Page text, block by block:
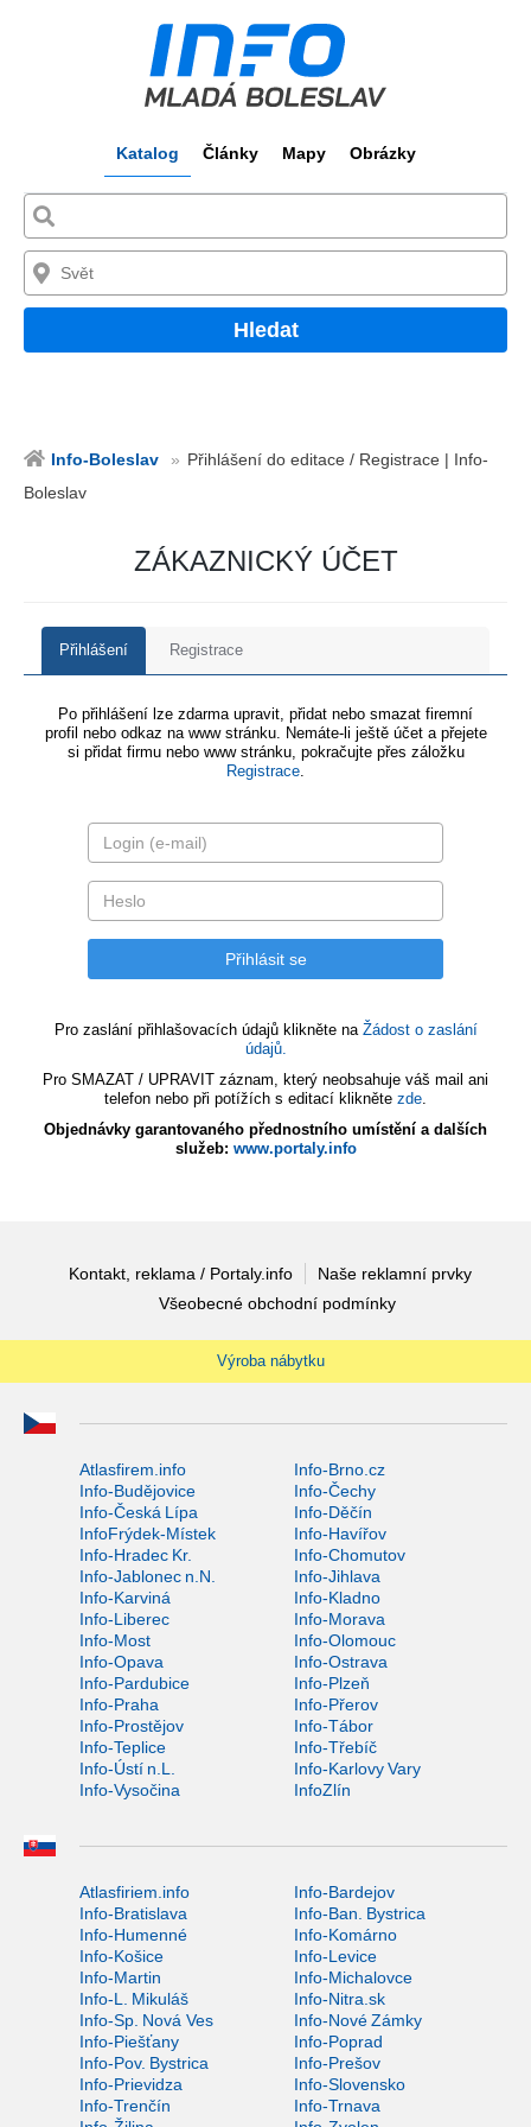
Katalog Články Mapy Obrázky
Hledat
Info-Boleslav
Přihlášení do editace / Registrace | Info-
Boleslav
ZÁKAZNICKÝ ÚČET
Přihlášení Registrace
Po přihlášení lze zdarma upravit, přidat nebo smazat firemní
profil nebo odkaz na www stránku. Nemáte-li ještě účet a přejete
si přidat firmu nebo www stránku, pokračujte přes záložku
Registrace.
Pro zaslání přihlašovacích údajů klikněte na Žádost o zaslání
údajů.
Pro SMAZAT / UPRAVIT záznam, který neobsahuje váš mail ani
telefon nebo při potížích s editací klikněte zde.
Objednávky garantovaného přednostního umístění a dalších
služeb: www.portaly.info
Kontakt, reklama / Portaly.info
Naše reklamní prvky
Všeobecné obchodní podmínky
Výroba nábytku
Atlasfirem.info
Info-Brno.cz
Info-Budějovice
Info-Čechy
Info-Česká Lípa
Info-Děčín
InfoFrýdek-Místek
Info-Havířov
Info-Hradec Kr.
Info-Chomutov
Info-Jablonec n.N.
Info-Jihlava
Info-Karviná
Info-Kladno
Info-Liberec
Info-Morava
Info-Most
Info-Olomouc
Info-Opava
Info-Ostrava
Info-Pardubice
Info-Plzeň
Info-Praha
Info-Přerov
Info-Prostějov
Info-Tábor
Info-Teplice
Info-Třebíč
Info-Ústí n.L.
Info-Karlovy Vary
Info-Vysočina
InfoZlín
Atlasfiriem.info
Info-Bardejov
Info-Bratislava
Info-Ban. Bystrica
Info-Humenné
Info-Komárno
Info-Košice
Info-Levice
Info-Martin
Info-Michalovce
Info-L. Mikuláš
Info-Nitra.sk
Info-Sp. Nová Ves
Info-Nové Zámky
Info-Piešťany
Info-Poprad
Info-Pov. Bystrica
Info-Prešov
Info-Prievidza
Info-Slovensko
Info-Trenčín
Info-Trnava